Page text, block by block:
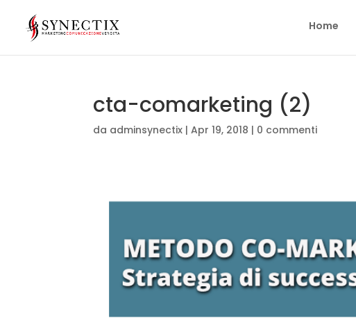
Home
cta-comarketing (2)
da adminsynectix |Apr 19, 2018 | 0 commenti